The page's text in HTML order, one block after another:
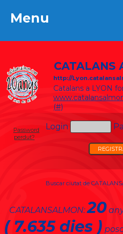
Menu
CATALANS
http://
Catalans a LYON
(#)
Login
Password
perdut?
Buscar ciutat de
CATALANSALMON:20
( 7.635 dies )
Menu